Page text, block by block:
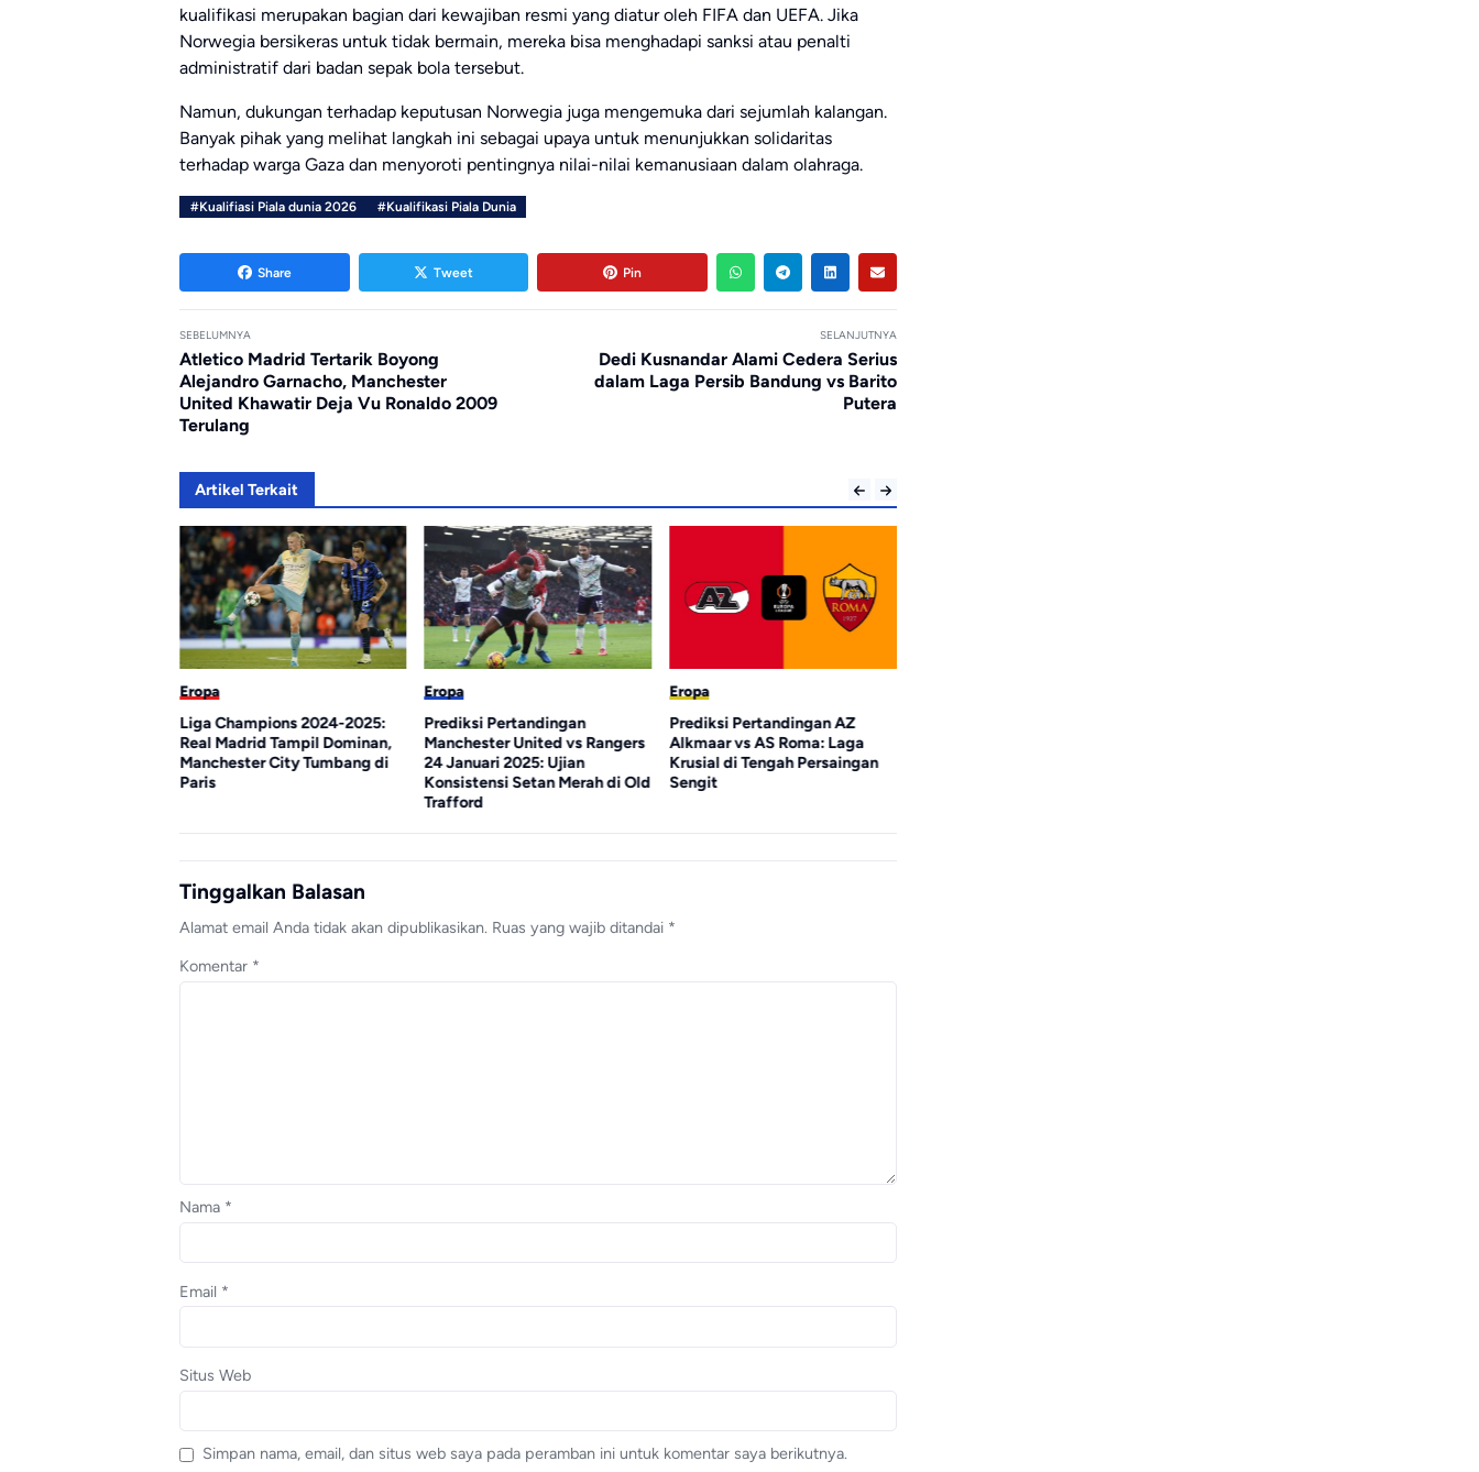
kualifikasi merupakan bagian dari kewajiban resmi yang diatur oleh FIFA dan UEFA. Jika
Norwegia bersikeras untuk tidak bermain, mereka bisa menghadapi sanksi atau penalti
administratif dari badan sepak bola tersebut.
Namun, dukungan terhadap keputusan Norwegia juga mengemuka dari sejumlah kalangan.
Banyak pihak yang melihat langkah ini sebagai upaya untuk menunjukkan solidaritas
terhadap warga Gaza dan menyoroti pentingnya nilai-nilai kemanusiaan dalam olahraga.
#Kualifiasi Piala dunia 2026 #Kualifikasi Piala Dunia
Share Tweet Pin
SEBELUMNYA
Atletico Madrid Tertarik Boyong
Alejandro Garnacho, Manchester
United Khawatir Deja Vu Ronaldo 2009
Terulang
SELANJUTNYA
Dedi Kusnandar Alami Cedera Serius
dalam Laga Persib Bandung vs Barito
Putera
Artikel Terkait
Eropa
Liga Champions 2024-2025:
Real Madrid Tampil Dominan,
Manchester City Tumbang di
Paris
Eropa
Prediksi Pertandingan
Manchester United vs Rangers
24 Januari 2025: Ujian
Konsistensi Setan Merah di Old
Trafford
Eropa
Prediksi Pertandingan AZ
Alkmaar vs AS Roma: Laga
Krusial di Tengah Persaingan
Sengit
Tinggalkan Balasan
Alamat email Anda tidak akan dipublikasikan. Ruas yang wajib ditandai *
Komentar *
Nama *
Email *
Situs Web
Simpan nama, email, dan situs web saya pada peramban ini untuk komentar saya berikutnya.